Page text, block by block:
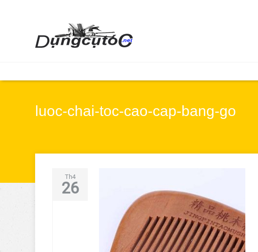
luoc-chai-toc-cao-cap-bang-go
Th4
26